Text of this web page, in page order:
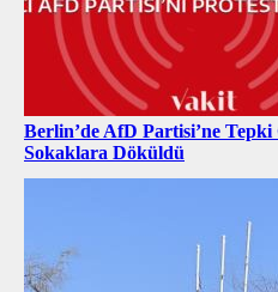
Berlin’de AfD Partisi’ne
Sokaklara Döküldü